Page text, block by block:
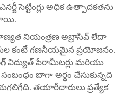
సెట్టింగ్లు అధిక ఉత్పాదకతను
నియంత్రణ అబ్రాసివ్ లేదా
కంటే గణనీయమైన ప్రయోజనం.
విద్యుత్ పేరామీటర్లు మరియు
బాగా అర్థం చేసుకున్నది
తయారీదారులు ప్రత్యేక